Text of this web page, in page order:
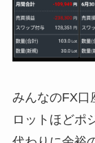
みんなのFX口
ロットほどポ